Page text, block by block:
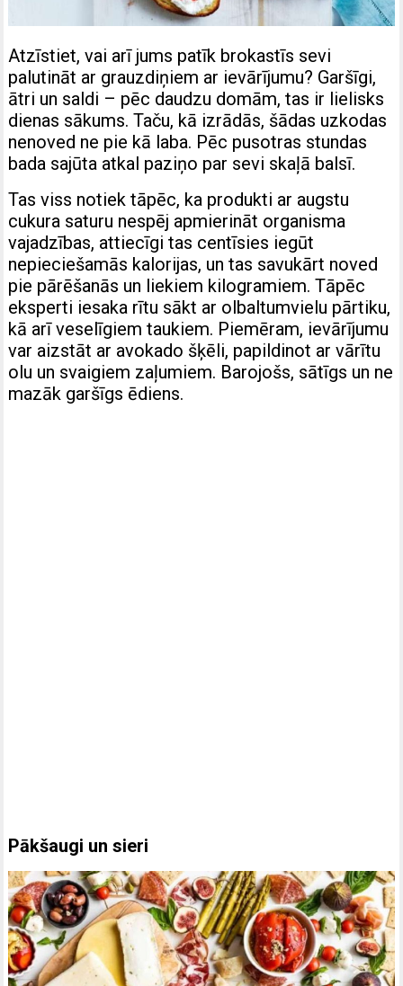
Atzīstiet, vai arī jums patīk brokastīs sevi
palutināt ar grauzdiņiem ar ievārījumu? Garšīgi,
ātri un saldi – pēc daudzu domām, tas ir lielisks
dienas sākums. Taču, kā izrādās, šādas uzkodas
nenoved ne pie kā laba. Pēc pusotras stundas
bada sajūta atkal paziņo par sevi skaļā balsī.
Tas viss notiek tāpēc, ka produkti ar augstu
cukura saturu nespēj apmierināt organisma
vajadzības, attiecīgi tas centīsies iegūt
nepieciešamās kalorijas, un tas savukārt noved
pie pārēšanās un liekiem kilogramiem. Tāpēc
eksperti iesaka rītu sākt ar olbaltumvielu pārtiku,
kā arī veselīgiem taukiem. Piemēram, ievārījumu
var aizstāt ar avokado šķēli, papildinot ar vārītu
olu un svaigiem zaļumiem. Barojošs, sātīgs un ne
mazāk garšīgs ēdiens.
Pākšaugi un sieri